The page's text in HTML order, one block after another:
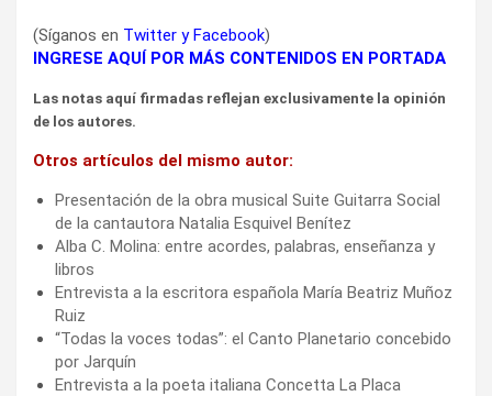
(Síganos en Twitter yFacebook)
INGRESE AQUÍ POR MÁS CONTENIDOS EN PORTADA
Las notas aquí firmadas reflejan exclusivamente la opinión
de los autores.
Otros artículos del mismo autor:
Presentación de la obra musical Suite Guitarra Social
de la cantautora Natalia Esquivel Benítez
Alba C. Molina: entre acordes, palabras, enseñanza y
libros
Entrevista a la escritora española María Beatriz Muñoz
Ruiz
“Todas la voces todas”: el Canto Planetario concebido
por Jarquín
Entrevista a la poeta italiana Concetta La Placa